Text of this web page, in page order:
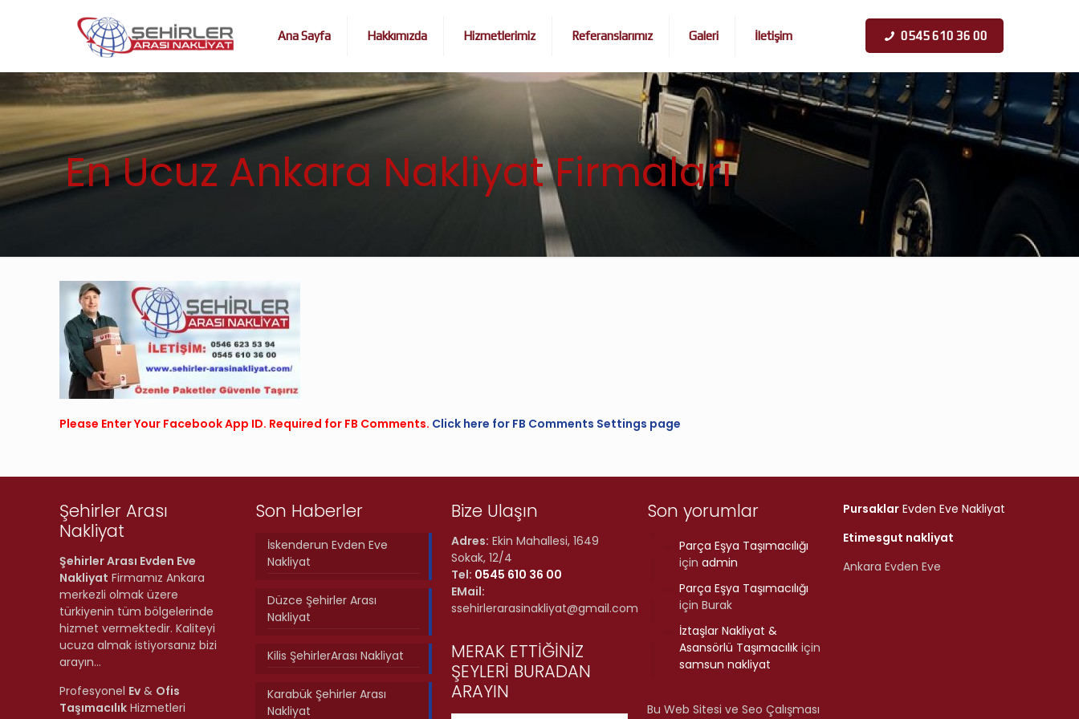
Ana Sayfa Hakkımızda Hizmetlerimiz Referanslarımız Galeri İletişim 0545 610 36 00
En Ucuz Ankara Nakliyat Firmaları
Please Enter Your Facebook App ID. Required for FB Comments. Click here for FB Comments Settings page
Şehirler Arası
Nakliyat
Şehirler Arası Evden Eve
Nakliyat Firmamız Ankara
merkezli olmak üzere
türkiyenin tüm bölgelerinde
hizmet vermektedir. Kaliteyi
ucuza almak istiyorsanız bizi
arayın…
Profesyonel Ev & Ofis
Taşımacılık Hizmetleri
Son Haberler
İskenderun Evden Eve
Nakliyat
Düzce Şehirler Arası
Nakliyat
Kilis ŞehirlerArası Nakliyat
Karabük Şehirler Arası
Nakliyat
Bize Ulaşın
Adres: Ekin Mahallesi, 1649
Sokak, 12/4
Tel: 0545 610 36 00
EMail:
ssehirlerarasinakliyat@gmail.com
MERAK ETTİĞİNİZ
ŞEYLERİ BURADAN
ARAYIN
Son yorumlar
Parça Eşya Taşımacılığı
içinadmin
Parça Eşya Taşımacılığı
içinBurak
İztaşlar Nakliyat &
Asansörlü Taşımacılık için
samsun nakliyat
Bu Web Sitesi ve Seo Çalışması
Pursaklar Evden Eve Nakliyat
Etimesgut nakliyat
Ankara Evden Eve